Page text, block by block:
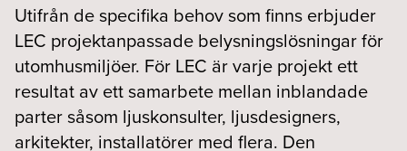
Utifrån de specifika behov som finns erbjuder
LEC projektanpassade belysningslösningar för
utomhusmiljöer. För LEC är varje projekt ett
resultat av ett samarbete mellan inblandade
parter såsom ljuskonsulter, ljusdesigners,
arkitekter, installatörer med flera. Den